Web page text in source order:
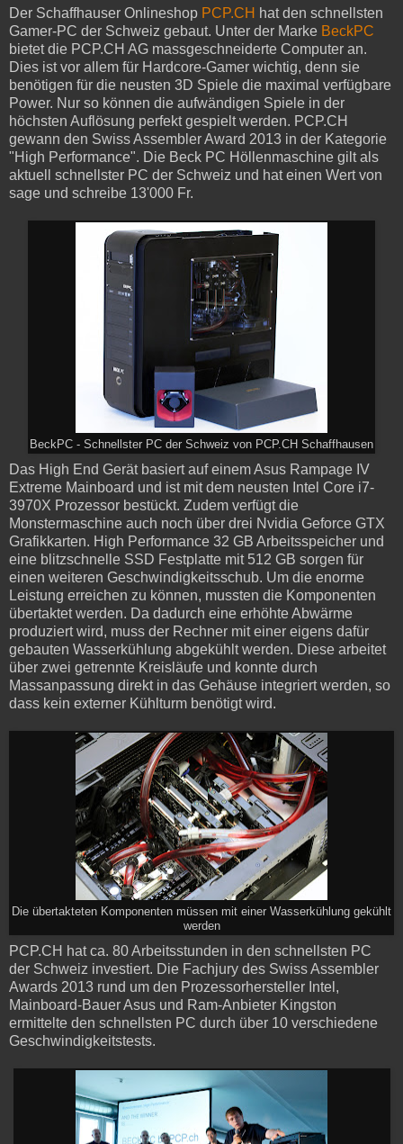
Der Schaffhauser Onlineshop PCP.CH hat den schnellsten
Gamer-PC der Schweiz gebaut. Unter der Marke BeckPC
bietet die PCP.CH AG massgeschneiderte Computer an.
Dies ist vor allem für Hardcore-Gamer wichtig, denn sie
benötigen für die neusten 3D Spiele die maximal verfügbare
Power. Nur so können die aufwändigen Spiele in der
höchsten Auflösung perfekt gespielt werden. PCP.CH
gewann den Swiss Assembler Award 2013 in der Kategorie
"High Performance". Die Beck PC Höllenmaschine gilt als
aktuell schnellster PC der Schweiz und hat einen Wert von
sage und schreibe 13'000 Fr.
BeckPC - Schnellster PC der Schweiz von PCP.CH Schaffhausen
Das High End Gerät basiert auf einem Asus Rampage IV
Extreme Mainboard und ist mit dem neusten Intel Core i7-
3970X Prozessor bestückt. Zudem verfügt die
Monstermaschine auch noch über drei Nvidia Geforce GTX
Grafikkarten. High Performance 32 GB Arbeitsspeicher und
eine blitzschnelle SSD Festplatte mit 512 GB sorgen für
einen weiteren Geschwindigkeitsschub. Um die enorme
Leistung erreichen zu können, mussten die Komponenten
übertaktet werden. Da dadurch eine erhöhte Abwärme
produziert wird, muss der Rechner mit einer eigens dafür
gebauten Wasserkühlung abgekühlt werden. Diese arbeitet
über zwei getrennte Kreisläufe und konnte durch
Massanpassung direkt in das Gehäuse integriert werden, so
dass kein externer Kühlturm benötigt wird.
Die übertakteten Komponenten müssen mit einer Wasserkühlung gekühlt
werden
PCP.CH hat ca. 80 Arbeitsstunden in den schnellsten PC
der Schweiz investiert. Die Fachjury des Swiss Assembler
Awards 2013 rund um den Prozessorhersteller Intel,
Mainboard-Bauer Asus und Ram-Anbieter Kingston
ermittelte den schnellsten PC durch über 10 verschiedene
Geschwindigkeitstests.